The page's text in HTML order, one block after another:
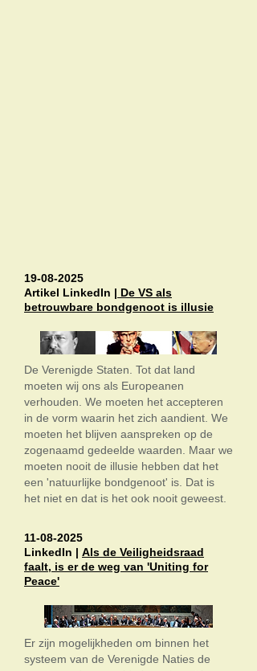
19-08-2025
Artikel LinkedIn | De VS als
betrouwbare bondgenoot is illusie
De Verenigde Staten. Tot dat land
moeten wij ons als Europeanen
verhouden. We moeten het accepteren
in de vorm waarin het zich aandient. We
moeten het blijven aanspreken op de
zogenaamd gedeelde waarden. Maar we
moeten nooit de illusie hebben dat het
een 'natuurlijke bondgenoot' is. Dat is
het niet en dat is het ook nooit geweest.
11-08-2025
LinkedIn | Als de Veiligheidsraad
faalt, is er de weg van 'Uniting for
Peace'
Er zijn mogelijkheden om binnen het
systeem van de Verenigde Naties de